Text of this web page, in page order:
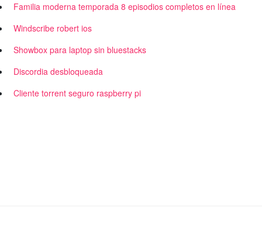
Familia moderna temporada 8 episodios completos en línea
Windscribe robert ios
Showbox para laptop sin bluestacks
Discordia desbloqueada
Cliente torrent seguro raspberry pi